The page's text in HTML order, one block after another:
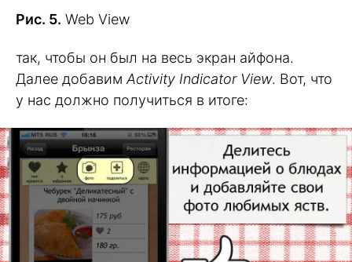
Рис. 5. Web View
так, чтобы он был на весь экран айфона.
Далее добавим Activity Indicator View. Вот, что
у нас должно получиться в итоге: